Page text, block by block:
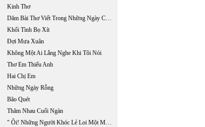
Kinh Thơ
Dăm Bài Thơ Viết Trong Những Ngày Chemo Và, Radiation Therapy, Ở Bệnh Viện Fountain Valley.
Khối Tình Bọ Xít
Đợi Mưa Xuân
Không Một Ai Lắng Nghe Khi Tôi Nói
Thơ Em Thiếu Anh
Hai Chị Em
Những Ngày Rỗng
Bão Quét
Thăm Nhau Cuối Ngàn
" Ôi! Những Người Khóc Lẻ Loi Một Mình"